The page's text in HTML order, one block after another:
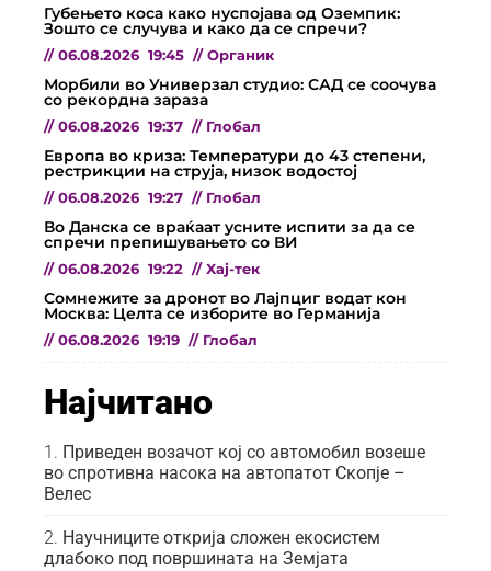
Губењето коса како нуспојава од Оземпик:
Зошто се случува и како да се спречи?
// 06.08.2026 19:45 // Органик
Морбили во Универзал студио: САД се соочува
со рекордна зараза
// 06.08.2026 19:37 // Глобал
Европа во криза: Температури до 43 степени,
рестрикции на струја, низок водостој
// 06.08.2026 19:27 // Глобал
Во Данска се враќаат усните испити за да се
спречи препишувањето со ВИ
// 06.08.2026 19:22 // Хај-тек
Сомнежите за дронот во Лајпциг водат кон
Москва: Целта се изборите во Германија
// 06.08.2026 19:19 // Глобал
Најчитано
Приведен возачот кој со автомобил возеше
во спротивна насока на автопатот Скопје –
Велес
Научниците открија сложен екосистем
длабоко под површината на Земјата